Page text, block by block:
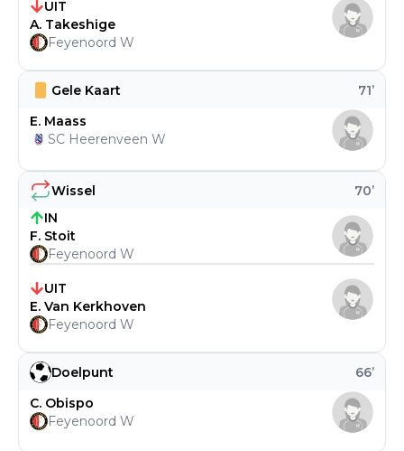
Doelpunt 66’
C. Obispo
Feyenoord W
Wissel 70’
IN
F. Stoit
Feyenoord W
UIT
E. Van Kerkhoven
Feyenoord W
Gele Kaart 71’
E. Maass
SC Heerenveen W
UIT
A. Takeshige
Feyenoord W